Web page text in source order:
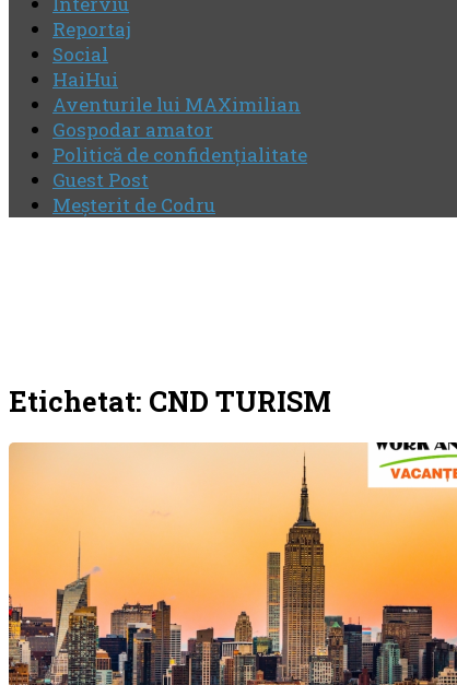
Reportaj
Social
HaiHui
Aventurile lui MAXimilian
Gospodar amator
Politică de confidenţialitate
Guest Post
Meşterit de Codru
Etichetat: CND TURISM